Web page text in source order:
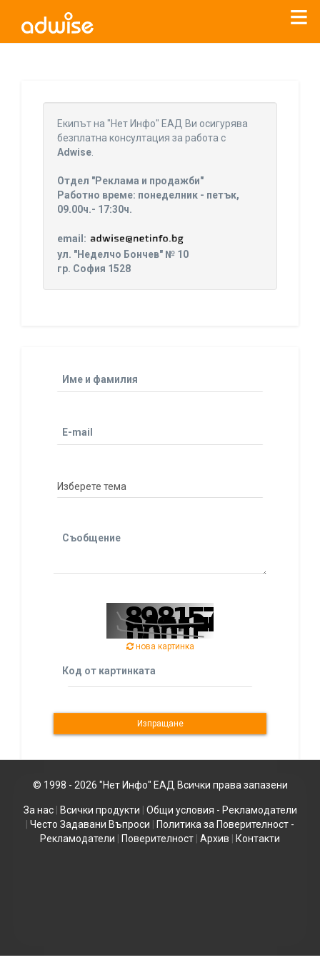
Уважаеми рекламодатели, с настоящото съобщение
бихме искали да Ви уведомим, че „Нет Инфо“ ЕАД (
прекратява услугата Adwiseсчитано от
г
Eкипът на "Нет Инфо" ЕАД Ви осигурява
безплатна консултация за работа с
Adwise.
Отдел "Реклама и продажби"
Работно време: понеделник - петък,
09.00ч.- 17:30ч.
email:
ул. "Неделчо Бончев" № 10
гр. София 1528
Име и фамилия
E-mail
Съобщение
нова картинка
Код от картинката
© 1998 - 2026 "Нет Инфо" ЕАД Всички права запазени
За нас| Всички продукти
Общи условия - Рекламодатели
Често Задавани Въпроси
Политика за Поверителност -
Рекламодатели
Поверителност Архив Контакти